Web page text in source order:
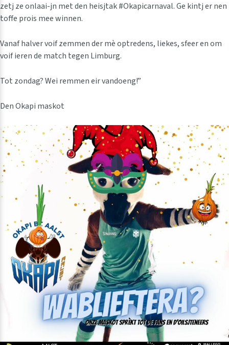
zetj ze onlaai-jn met den heisjtak #Okapicarnaval. Ge kintj er nen
toffe prois mee winnen.
Vanaf halver voif zemmen der mè optredens, liekes, sfeer en om
voif ieren de match tegen Limburg.
Tot zondag? Wei remmen eir vandoeng!”
Den Okapi maskot